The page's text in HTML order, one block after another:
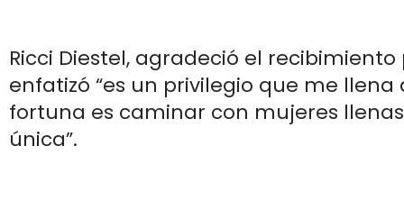
Ricci Diestel, agradeció el
enfatizó “es un privilegio que me llena
fortuna es caminar con mujeres
única”.